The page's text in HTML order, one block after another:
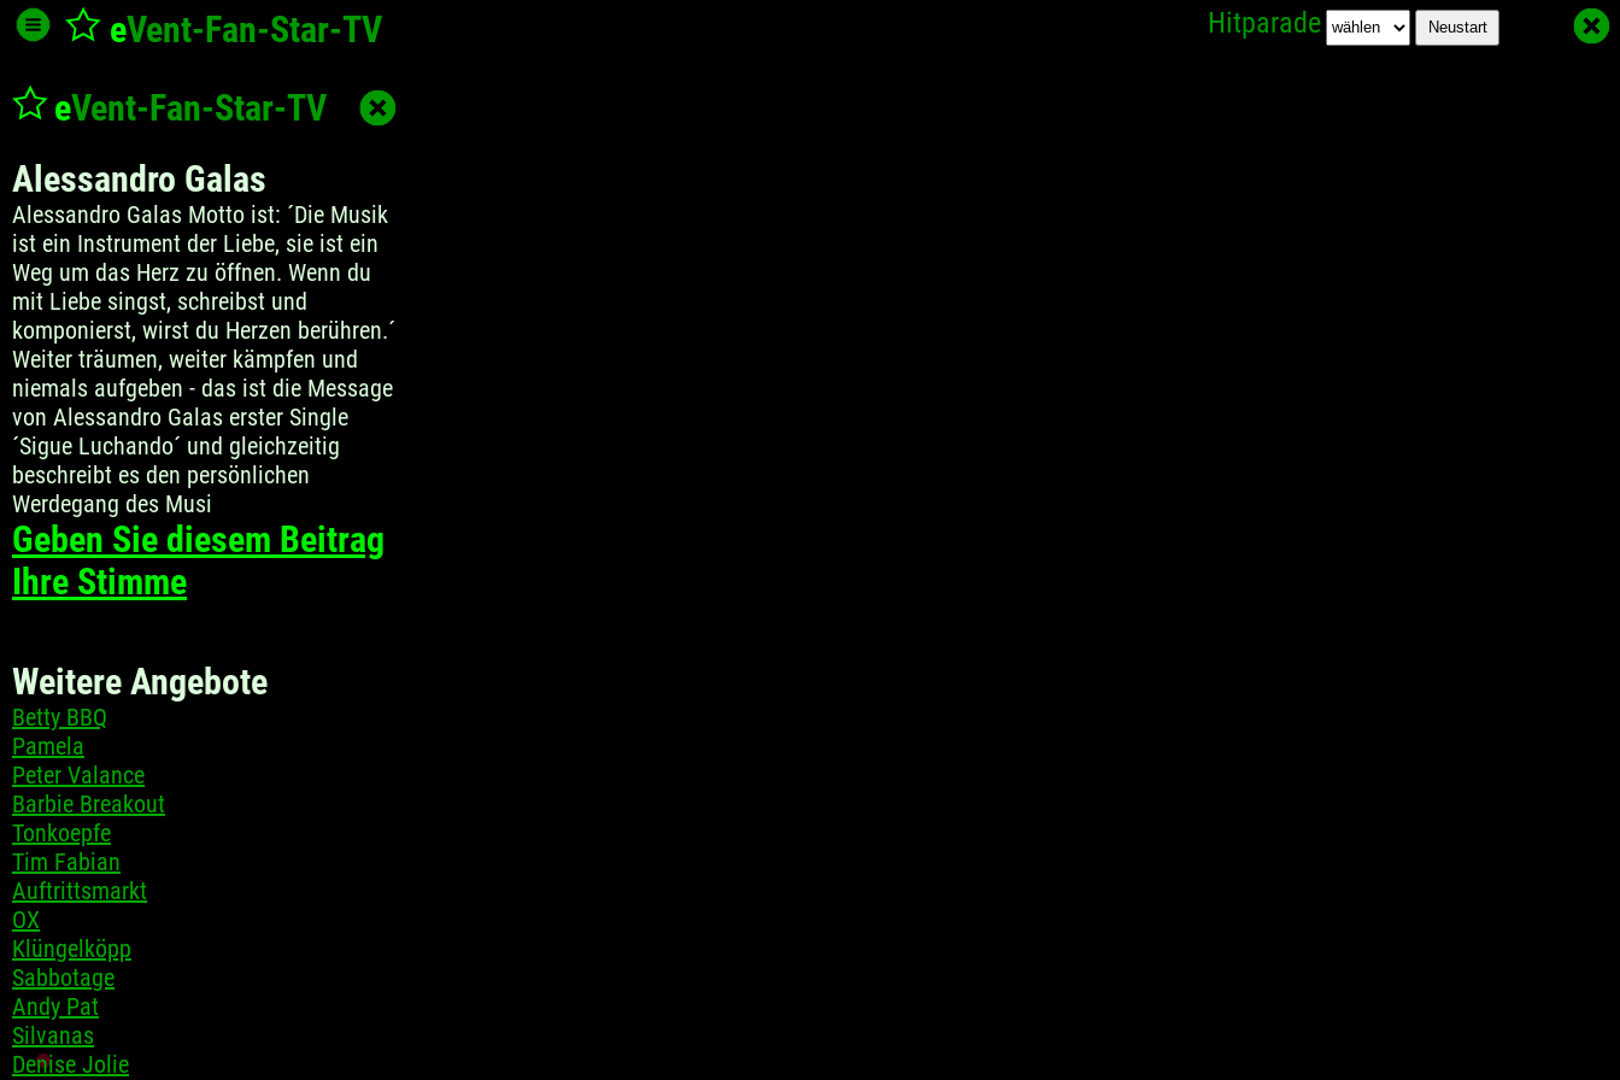
eVent-Fan-Star-TV Hitparade
eVent-Fan-Star-TV
Alessandro Galas
Alessandro Galas Motto ist: ´Die Musik
ist ein Instrument der Liebe, sie ist ein
Weg um das Herz zu öffnen. Wenn du
mit Liebe singst, schreibst und
komponierst, wirst du Herzen berühren.´
Weiter träumen, weiter kämpfen und
niemals aufgeben - das ist die Message
von Alessandro Galas erster Single
´Sigue Luchando´ und gleichzeitig
beschreibt es den persönlichen
Werdegang des Musi
Geben Sie diesem Beitrag
Ihre Stimme
Weitere Angebote
Betty BBQ
Pamela
Peter Valance
Barbie Breakout
Tonkoepfe
Tim Fabian
Auftrittsmarkt
OX
Klüngelköpp
Sabbotage
Andy Pat
Silvanas
Denise Jolie